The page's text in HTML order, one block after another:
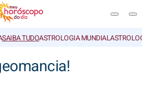
SAIBA TUDOASTROLOGIA MUNDIAL